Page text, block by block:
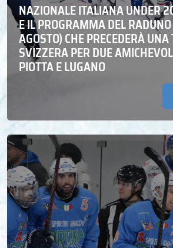
NAZIONALE ITALIANA UNDER
E IL PROGRAMMA DEL
AGOSTO) CHE PRECEDERÀ
SVIZZERA PER DUE
PIOTTA E LUGANO